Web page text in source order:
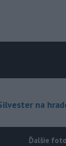
na
Ďalšie